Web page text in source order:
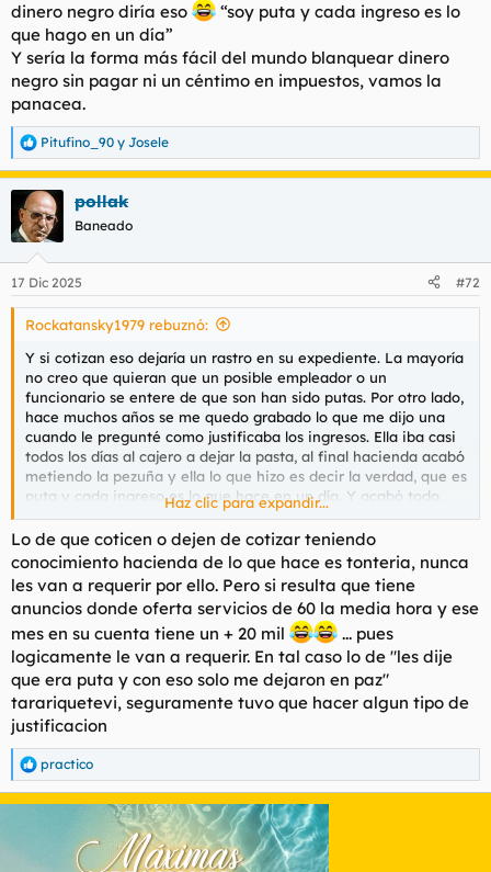
dinero negro diría eso
“soy puta y cada ingreso es lo
que hago en un día”
Y sería la forma más fácil del mundo blanquear dinero
negro sin pagar ni un céntimo en impuestos, vamos la
panacea.
R
e
c
c
i
e
s
Pitufino_90 y Josele
pollak
Baneado
17 Dic 2025 #72
Rockatansky1979 rebuznó:
Y si cotizan eso dejaría un rastro en su expediente. La mayoría
no creo que quieran que un posible empleador o un
funcionario se entere de que son han sido putas. Por otro lado,
hace muchos años se me quedo grabado lo que me dijo una
cuando le pregunté como justificaba los ingresos. Ella iba casi
todos los días al cajero a dejar la pasta, al final hacienda acabó
metiendo la pezuña y ella lo que hizo es decir la verdad, que es
puta y cada ingreso es lo que hace en un día. Y acabó todo,
hacienda se retiro y la dejaron en paz. No se si eso les pasará a
todas, a lo mejor con el tema feminista no quieren darle la
patada a ese avispero.
Haz clic para expandir...
Lo de que coticen o dejen de cotizar teniendo
conocimiento hacienda de lo que hace es tonteria, nunca
les van a requerir por ello. Pero si resulta que tiene
anuncios donde oferta servicios de 60 la media hora y ese
mes en su cuenta tiene un + 20 mil
... pues
logicamente le van a requerir. En tal caso lo de "les dije
que era puta y con eso solo me dejaron en paz"
tarariquetevi, seguramente tuvo que hacer algun tipo de
justificacion
R
e
a
practico